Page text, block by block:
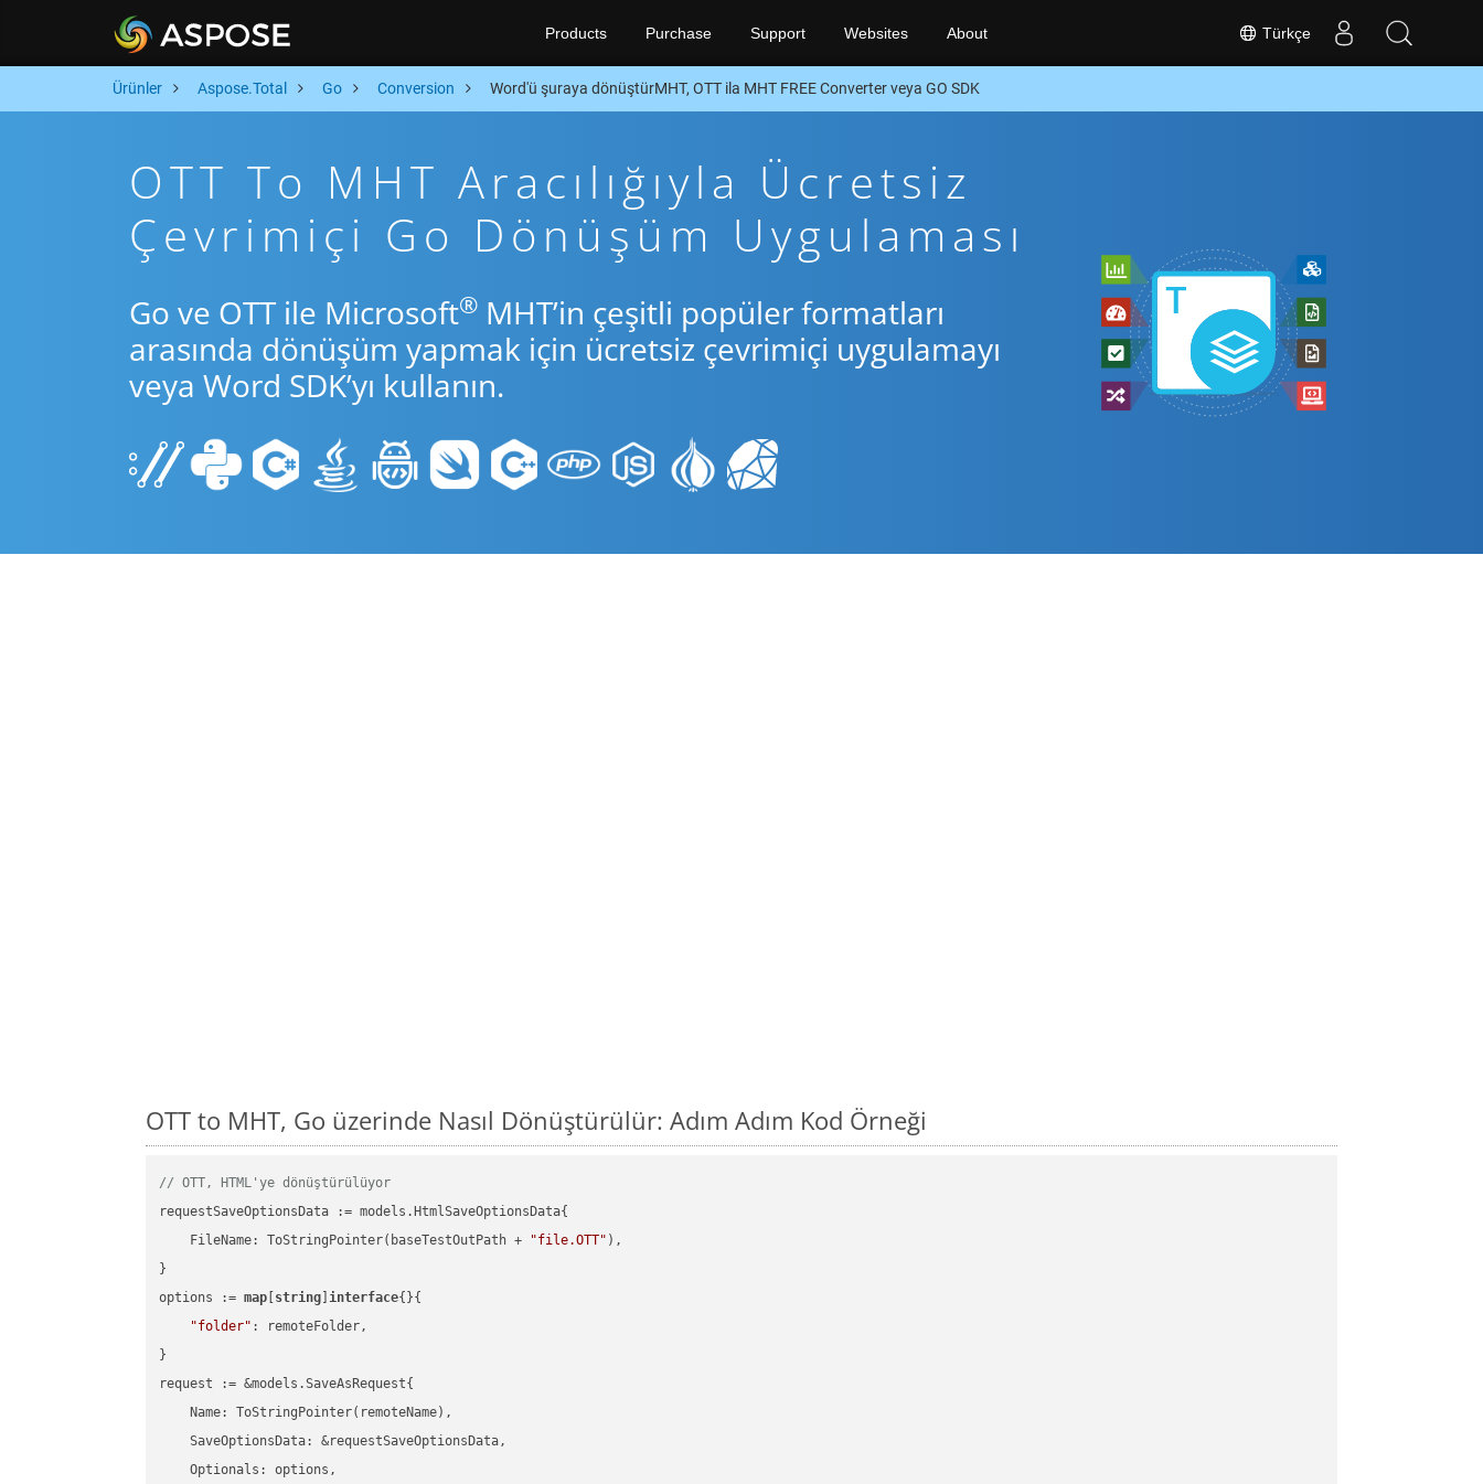
Türkçe
Products Purchase Support Websites About
Ürünler Aspose.Total Go Conversion Word'ü şuraya dönüştürMHT, OTT ila MHT FREE Converter veya GO SDK
OTT To MHT Aracılığıyla Ücretsiz
Çevrimiçi Go Dönüşüm Uygulaması
Go ve OTT ile Microsoft® MHT’in çeşitli popüler formatları
arasında dönüşüm yapmak için ücretsiz çevrimiçi uygulamayı
veya Word SDK’yı kullanın.
OTT to MHT, Go üzerinde Nasıl Dönüştürülür: Adım Adım Kod Örneği
// OTT, HTML'ye dönüştürülüyor
requestSaveOptionsData := models.HtmlSaveOptionsData{
    FileName: ToStringPointer(baseTestOutPath +
"file.OTT" ),
}
options := map string ]interface{}{
"folder" : remoteFolder,
}
request := &models.SaveAsRequest{
    Name: ToStringPointer(remoteName),
    SaveOptionsData: &requestSaveOptionsData,
    Optionals: options,